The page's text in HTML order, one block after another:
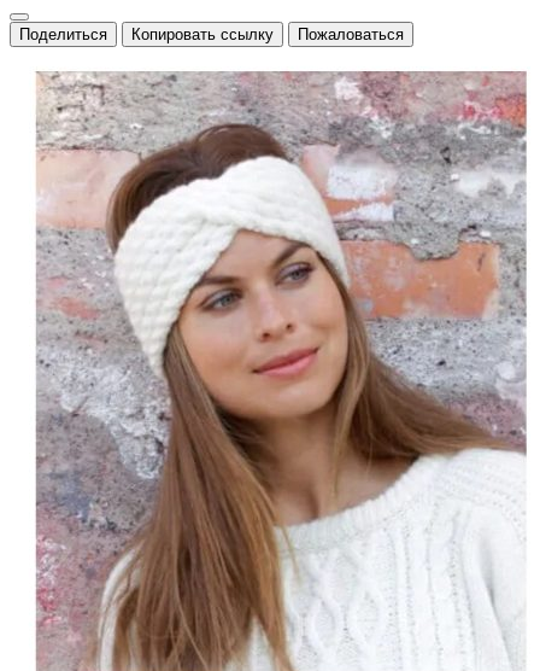
Поделиться Копировать ссылку Пожаловаться